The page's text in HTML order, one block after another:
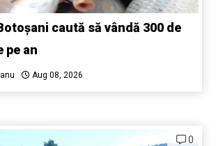
caută să vândă 300 de
pe an
Aug 08, 2026
0